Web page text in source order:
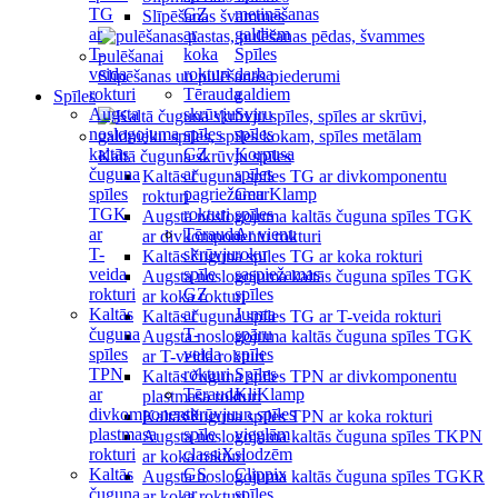
TG
ar
T-
veida
rokturi
Augsta
noslogojuma
kaltās
čuguna
spīles
TGK
ar
T-
veida
rokturi
Kaltās
čuguna
spīles
TPN
ar
divkomponentu
plastmasa
rokturi
Kaltās
čuguna
GZ
ar
koka
rokturi
Tērauda
skrūvju
spīles
GZ
ar
pagriežamu
rokturi
Tērauda
skrūvju
spīle
GZ
ar
T-
veida
rokturi
Tērauda
skrūvju
spīle
classiX
GS
ar
metināšanas
galdiem
Spīles
darba
galdiem
Sviru
spīles
Korpusa
spīles
GearKlamp
spīles
Ar vienu
roku
saspiežamas
spīles
Jumta
spāru
spīles
Spīles
KliKlamp
un spīles
vieglām
slodzēm
Clippix
spīles
Slīpēšanas švammes
Slīpēšanas un pulēšanas piederumi
Spīles
Kaltā čuguna skrūvju spīles
Kaltās čuguna spīles TG ar divkomponentu
rokturi
Augsta noslogojuma kaltās čuguna spīles TGK
ar divkomponentu rokturi
Kaltās čuguna spīles TG ar koka rokturi
Augsta noslogojuma kaltās čuguna spīles TGK
ar koka rokturi
Kaltās čuguna spīles TG ar T-veida rokturi
Augsta noslogojuma kaltās čuguna spīles TGK
ar T-veida rokturi
Kaltās čuguna spīles TPN ar divkomponentu
plastmasa rokturi
Kaltās čuguna spīles TPN ar koka rokturi
Augsta noslogojuma kaltās čuguna spīles TKPN
ar koka rokturi
Augsta noslogojuma kaltās čuguna spīles TGKR